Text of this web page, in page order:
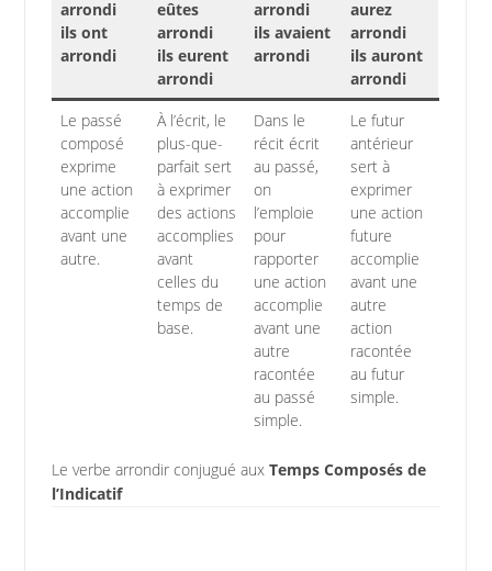
arrondi
ils ont
arrondi
eûtes
arrondi
ils eurent
arrondi
arrondi
ils avaient
arrondi
aurez
arrondi
ils auront
arrondi
Le passé
composé
exprime
une action
accomplie
avant une
autre.
À l’écrit, le
plus-que-
parfait sert
à exprimer
des actions
accomplies
avant
celles du
temps de
base.
Dans le
récit écrit
au passé,
on
l’emploie
pour
rapporter
une action
accomplie
avant une
autre
racontée
au passé
simple.
Le futur
antérieur
sert à
exprimer
une action
future
accomplie
avant une
autre
action
racontée
au futur
simple.
Le verbe arrondir conjugué aux Temps Composés de
l’Indicatif